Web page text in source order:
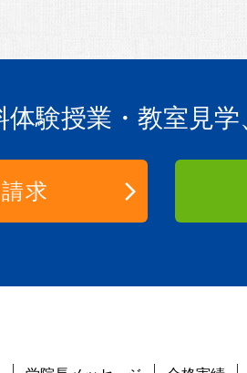
体験授業・教室見学
求